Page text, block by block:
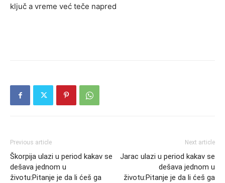
ključ a vreme već teče napred
Previous article
Škorpija ulazi u period kakav se
dešava jednom u
životu:Pitanje je da li ćeš ga
Next article
Jarac ulazi u period kakav se
dešava jednom u
životu:Pitanje je da li ćeš ga